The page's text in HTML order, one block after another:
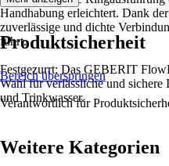
Handhabung erleichtert. Dank
zuverlässige und dichte
führt.
Festgezurrt: Das GEBERIT
Wahl für verlässliche und
und Trinkwasser.
Produktsicherheit
Bereich überspringen
Verantwortlich für
Weitere Kategorien